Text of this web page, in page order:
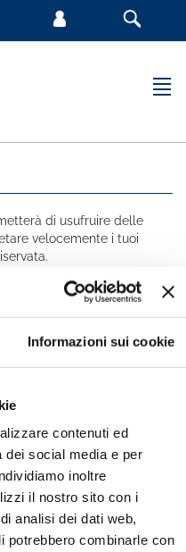
Informazioni sui cookie
contenuti ed
dei social media e per
inoltre
il nostro sito con i
analisi dei dati web,
potrebbero combinarle con
di usufruire delle
velocemente i tuoi